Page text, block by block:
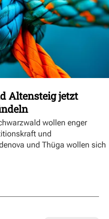
Altensteig jetzt
wollen enger
und
und Thüga wollen sich